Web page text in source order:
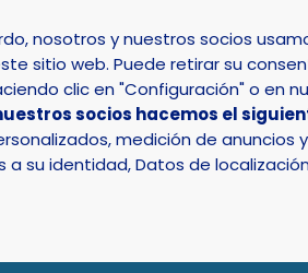
nosotros y nuestros socios
sitio web. Puede retirar su
clic en "Configuración" o en
socios hacemos el
medición de
a su identidad, Datos de
Noticias Noticia - El “XI Cole